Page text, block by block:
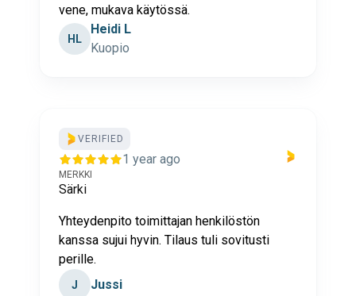
vene, mukava käytössä.
HL
Heidi L
Kuopio
VERIFIED
1 year ago
MERKKI
Särki
Yhteydenpito toimittajan henkilöstön
kanssa sujui hyvin. Tilaus tuli sovitusti
perille.
J Jussi